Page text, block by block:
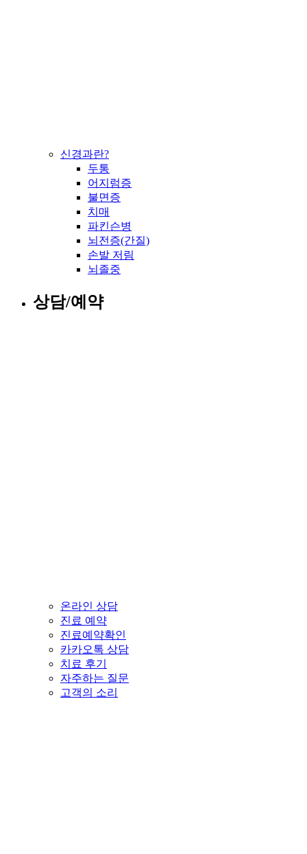
신경과란?
두통
어지럼증
불면증
치매
파킨슨병
뇌전증(간질)
손발 저림
뇌졸중
상담/예약
온라인 상담
진료 예약
진료예약확인
카카오톡 상담
치료 후기
자주하는 질문
고객의 소리